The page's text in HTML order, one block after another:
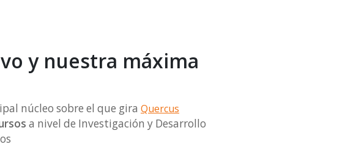
y nuestra máxima
núcleo sobre el que gira Quercus
a nivel de Investigación y Desarrollo